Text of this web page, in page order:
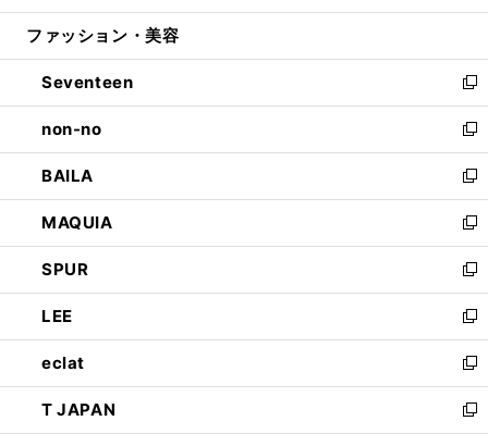
開
ウ
開
く
ン
ウ
で
開
く
ウ
ン
ド
ウ
で
開
く
ファッション・美容
Seventeen
新
し
い
ウ
ィ
ン
ド
ウ
で
開
く
non-no
新
し
い
ウ
ィ
ン
ド
ウ
で
開
く
BAILA
新
し
い
ウ
ィ
ン
ド
ウ
で
開
く
MAQUIA
新
し
い
ウ
ィ
ン
ド
ウ
で
開
SPUR
新
し
い
ウ
ィ
ン
ド
ウ
LEE
新
し
い
ウ
ィ
ン
eclat
新
し
い
ウ
T JAPAN
新
し